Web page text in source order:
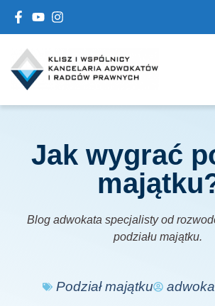
Jak wygrać
Blog adwokata specjalisty od
podziału majątku.
Podział majątku